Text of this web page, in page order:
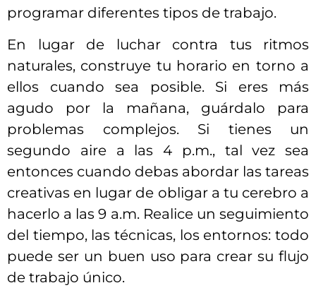
programar diferentes tipos de trabajo.
En lugar de luchar contra tus ritmos
naturales, construye tu horario en torno a
ellos cuando sea posible. Si eres más
agudo por la mañana, guárdalo para
problemas complejos. Si tienes un
segundo aire a las 4 p.m., tal vez sea
entonces cuando debas abordar las tareas
creativas en lugar de obligar a tu cerebro a
hacerlo a las 9 a.m. Realice un seguimiento
del tiempo, las técnicas, los entornos: todo
puede ser un buen uso para crear su flujo
de trabajo único.